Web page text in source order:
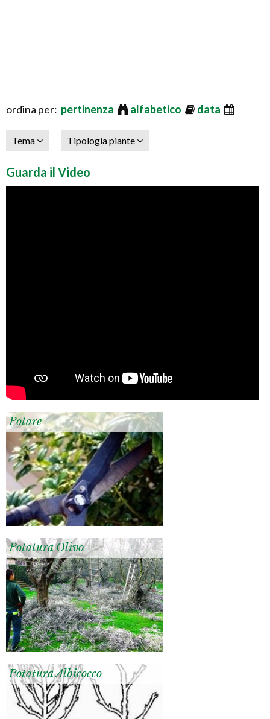
ordina per: pertinenza alfabetico data
Tema Tipologia piante
Guarda il Video
Potare
Potatura Olivo
Potatura Albicocco